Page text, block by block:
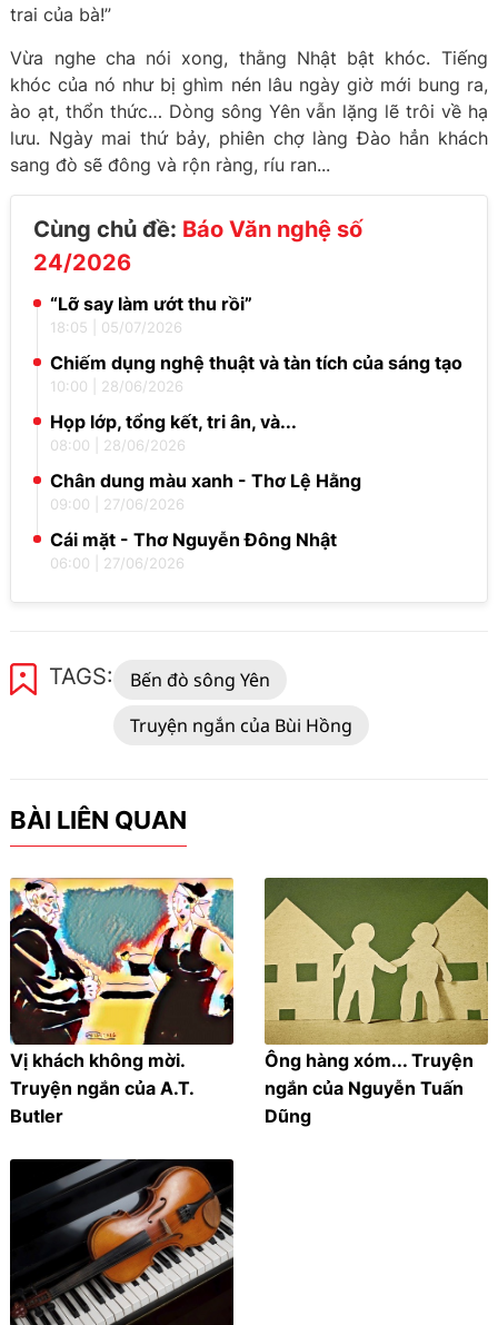
trai của bà!”
Vừa nghe cha nói xong, thằng Nhật bật khóc. Tiếng
khóc của nó như bị ghìm nén lâu ngày giờ mới bung ra,
ào ạt, thổn thức… Dòng sông Yên vẫn lặng lẽ trôi về hạ
lưu. Ngày mai thứ bảy, phiên chợ làng Đào hẳn khách
sang đò sẽ đông và rộn ràng, ríu ran...
Cùng chủ đề: Báo Văn nghệ số
24/2026
“Lỡ say làm ướt thu rồi”
18:05 05/07/2026
Chiếm dụng nghệ thuật và tàn tích của sáng tạo
10:00 28/06/2026
Họp lớp, tổng kết, tri ân, và...
08:00 28/06/2026
Chân dung màu xanh - Thơ Lệ Hằng
09:00 27/06/2026
Cái mặt - Thơ Nguyễn Đông Nhật
06:00 27/06/2026
TAGS:
Bến đò sông Yên
Truyện ngắn của Bùi Hồng
BÀI LIÊN QUAN
Vị khách không mời.
Truyện ngắn của A.T.
Butler
Ông hàng xóm... Truyện
ngắn của Nguyễn Tuấn
Dũng